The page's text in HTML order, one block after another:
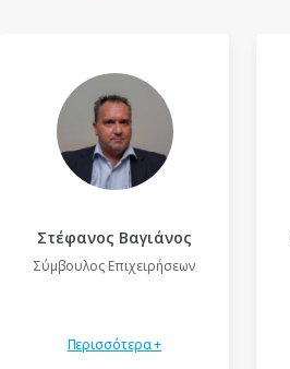
Στέφανος Βαγιάνος
Σύμβουλος Επιχειρήσεων
Περισσότερα +